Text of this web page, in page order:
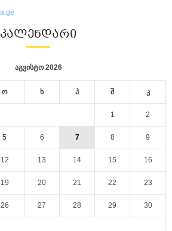
ᲙᲐᲚᲔᲜᲓᲐᲠᲘ
აგვისტო 2026
ო ხ პ შ კ
1 2
5 6 7 8 9
12 13 14 15 16
19 20 21 22 23
26 27 28 29 30